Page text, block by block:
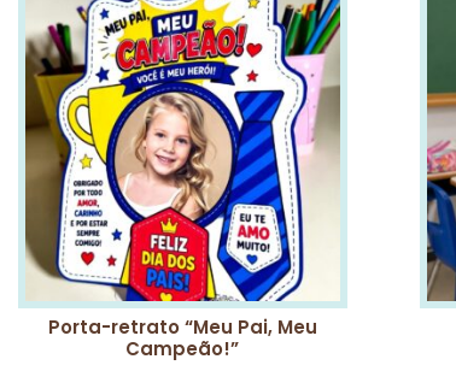
Porta-retrato “Meu Pai, Meu
Campeão!”